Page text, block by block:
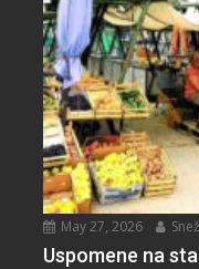
May 27, 2026
Uspomene na